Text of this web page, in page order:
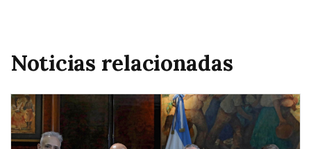
Noticias relacionadas